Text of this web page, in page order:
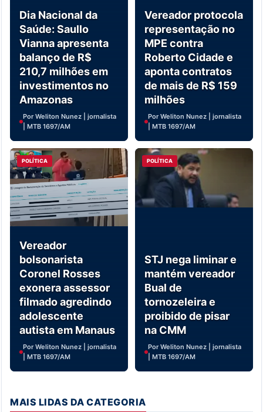
Dia Nacional da
Saúde: Saullo
Vianna apresenta
balanço de R$
210,7 milhões em
investimentos no
Amazonas
Por Weliton Nunez | jornalista
| MTB 1697/AM
Vereador protocola
representação no
MPE contra
Roberto Cidade e
aponta contratos
de mais de R$ 159
milhões
Por Weliton Nunez | jornalista
| MTB 1697/AM
POLÍTICA
Vereador
bolsonarista
Coronel Rosses
exonera assessor
filmado agredindo
adolescente
autista em Manaus
Por Weliton Nunez | jornalista
| MTB 1697/AM
POLÍTICA
STJ nega liminar e
mantém vereador
Bual de
tornozeleira e
proibido de pisar
na CMM
Por Weliton Nunez | jornalista
| MTB 1697/AM
MAIS LIDAS DA CATEGORIA